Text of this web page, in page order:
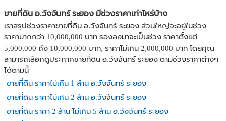
ขายที่ดิน อ.วังจันทร์ ระยอง มีช่วงราคาเท่าไหร่บ้าง
เราสรุปช่วงราคาขายที่ดิน อ.วังจันทร์ ระยอง ส่วนใหญ่จะอยู่ในช่วง
ราคามากกว่า 10,000,000 บาท รองลงมาจะเป็นช่วง ราคาตั้งแต่
5,000,000 ถึง 10,000,000 บาท, ราคาไม่เกิน 2,000,000 บาท โดยคุณ
สามารถเลือกดูประกาศขายที่ดิน อ.วังจันทร์ ระยอง ตามช่วงราคาต่างๆ
ได้ตามนี้
ขายที่ดิน ราคาไม่เกิน 1 ล้าน อ.วังจันทร์ ระยอง
ขายที่ดิน ราคาไม่เกิน 2 ล้าน อ.วังจันทร์ ระยอง
ขายที่ดิน ราคา 2 ล้าน ไม่เกิน 5 ล้าน อ.วังจันทร์ ระยอง